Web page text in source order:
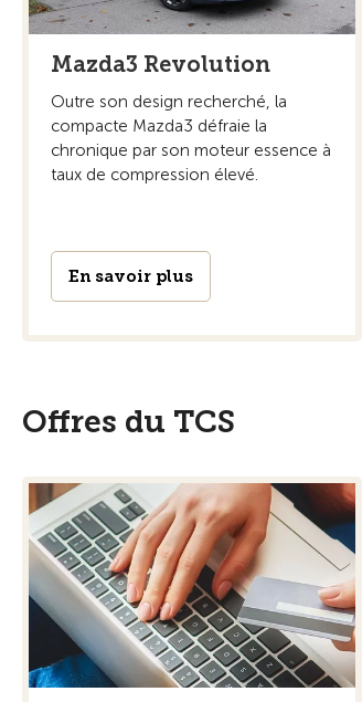
Mazda3 Revolution
Outre son design recherché, la
compacte Mazda3 défraie la
chronique par son moteur essence à
taux de compression élevé.
En savoir plus
Offres du TCS